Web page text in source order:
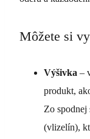
Môžete si
Výšivka –
produkt,
Zo spodnej
(vlizelín),